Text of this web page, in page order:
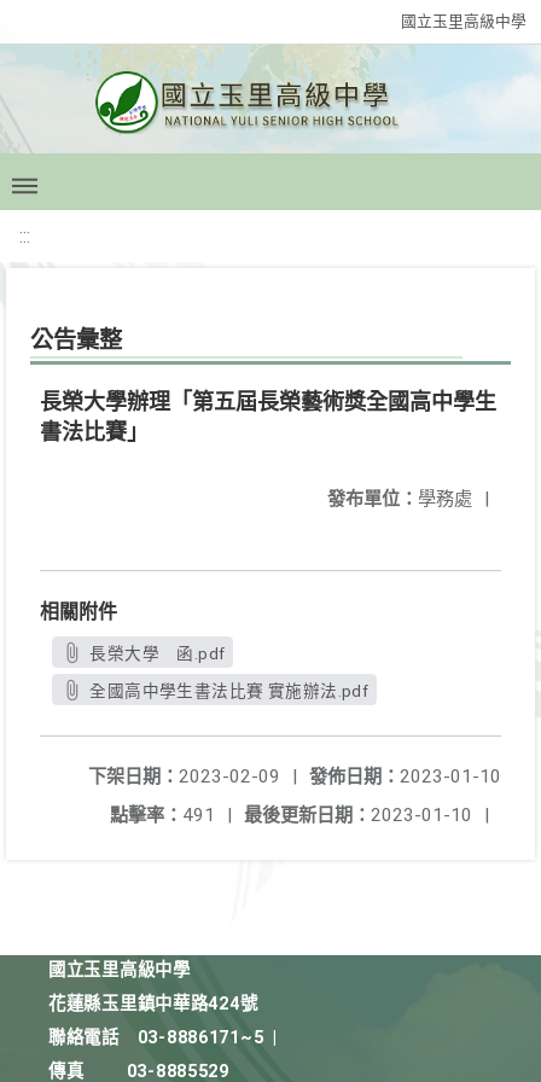
國立玉里高級中學
:::
公告彙整
長榮大學辦理「第五屆長榮藝術獎全國高中學生
書法比賽」
發布單位： 學務處 |
相關附件
長榮大學 函.pdf
全國高中學生書法比賽 實施辦法.pdf
發佈日期： 2023-01-10
下架日期： 2023-02-09
|
最後更新日期： 2023-01-10 |
點擊率： 491 |
國立玉里高級中學
花蓮縣玉里鎮中華路424號
聯絡電話
03-8886171~5
傳真
03-8885529